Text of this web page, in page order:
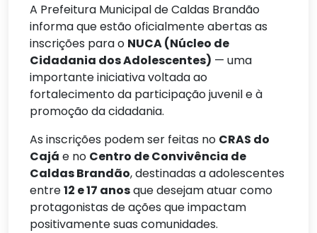
A Prefeitura Municipal de Caldas Brandão
informa que estão oficialmente abertas as
inscrições para o NUCA (Núcleo de
Cidadania dos Adolescentes) — uma
importante iniciativa voltada ao
fortalecimento da participação juvenil e à
promoção da cidadania.
As inscrições podem ser feitas no CRAS do
Cajá e no Centro de Convivência de
Caldas Brandão, destinadas a adolescentes
entre12 e 17 anosque desejam atuar como
protagonistas de ações que impactam
positivamente suas comunidades.